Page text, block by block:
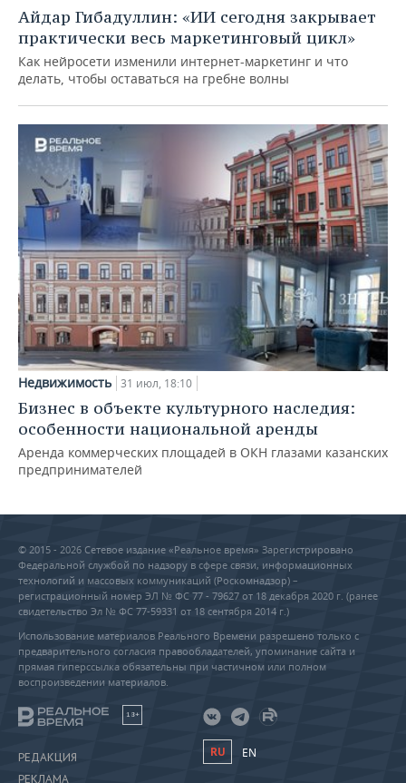
Айдар Гибадуллин: «ИИ сегодня закрывает
практически весь маркетинговый цикл»
Как нейросети изменили интернет-маркетинг и что
делать, чтобы оставаться на гребне волны
Недвижимость 31 июл, 18:10
Бизнес в объекте культурного наследия:
особенности национальной аренды
Аренда коммерческих площадей в ОКН глазами казанских
предпринимателей
© 2015 - 2026 Сетевое издание «Реальное время» Зарегистрировано
Федеральной службой по надзору в сфере связи, информационных
технологий и массовых коммуникаций (Роскомнадзор) –
регистрационный номер ЭЛ № ФС 77 - 79627 от 18 декабря 2020 г. (ранее
свидетельство Эл № ФС 77-59331 от 18 сентября 2014 г.)
Использование материалов Реального Времени разрешено только с
предварительного согласия правообладателей, упоминание сайта и
прямая гиперссылка обязательны при частичном или полном
воспроизведении материалов.
18+
РЕДАКЦИЯ
РЕКЛАМА
RU EN